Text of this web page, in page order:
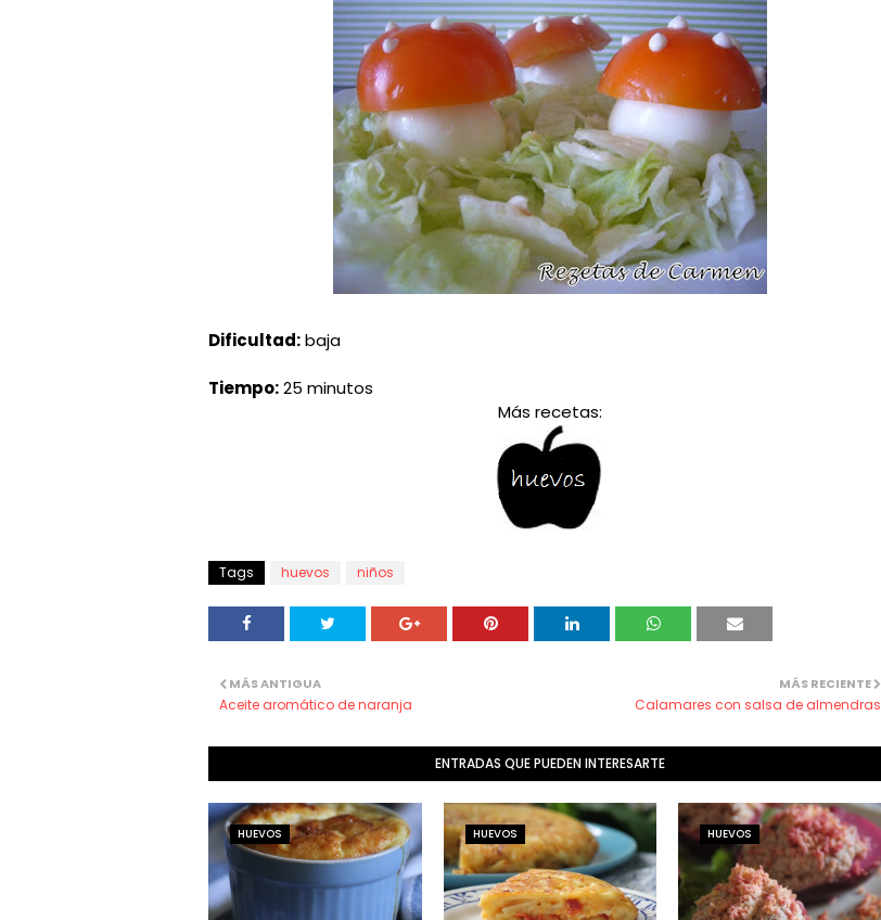
Dificultad:baja
Tiempo:25 minutos
Más recetas:
Tags huevos niños
MÁS RECIENTE
Calamares con salsa de almendras
MÁS ANTIGUA
Aceite aromático de naranja
ENTRADAS QUE PUEDEN INTERESARTE
HUEVOS HUEVOS HUEVOS